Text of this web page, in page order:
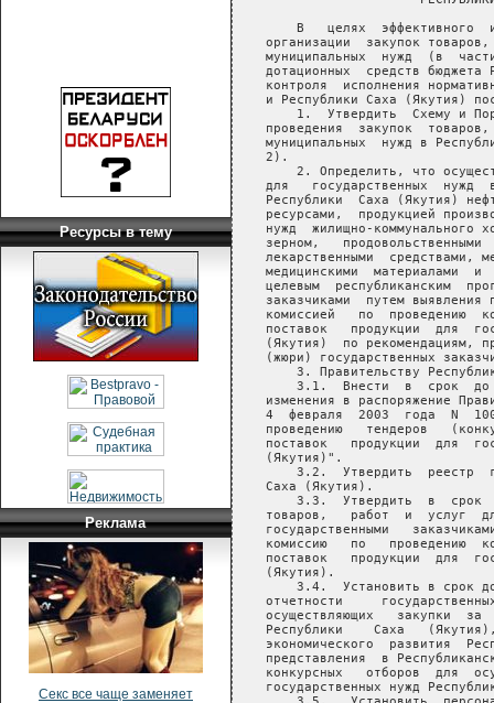
Ресурсы в тему
Реклама
Секс все чаще заменяет